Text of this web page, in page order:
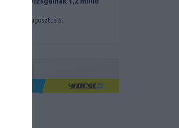
2026. augusztus 5.